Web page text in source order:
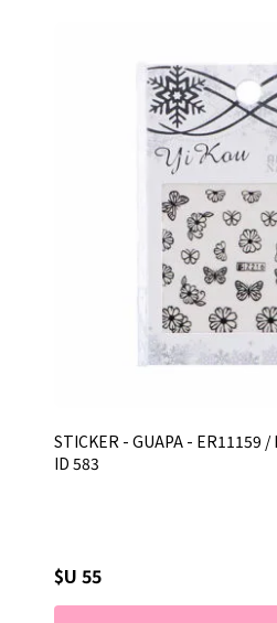
STICKER - GUAPA - ER11159
ID 583
$U 55